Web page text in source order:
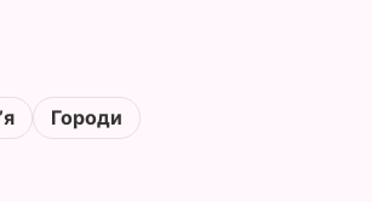
Городи